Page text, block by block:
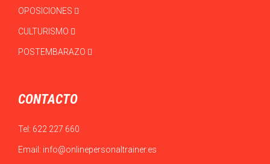
OPOSICIONES
CULTURISMO
POSTEMBARAZO
CONTACTO
Tel: 622 227 660
Email: info@onlinepersonaltrainer.es